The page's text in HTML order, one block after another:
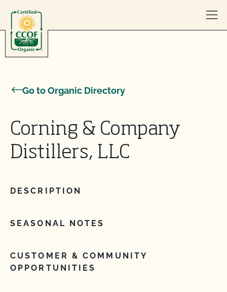
Go to Organic Directory
Corning & Company
Distillers, LLC
DESCRIPTION
SEASONAL NOTES
CUSTOMER & COMMUNITY
OPPORTUNITIES